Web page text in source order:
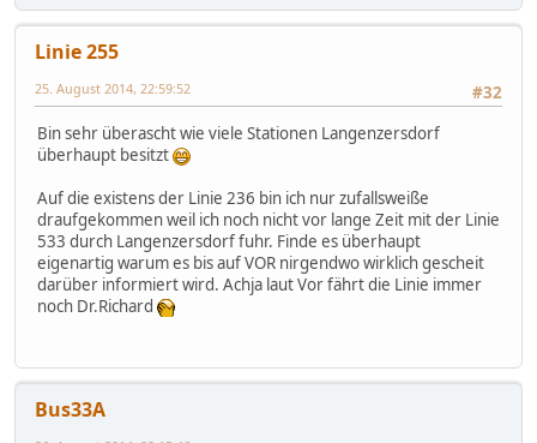
Linie 255
#32
25. August 2014, 22:59:52
Bin sehr überascht wie viele Stationen Langenzersdorf
überhaupt besitzt
Auf die existens der Linie 236 bin ich nur zufallsweiße
draufgekommen weil ich noch nicht vor lange Zeit mit der Linie
533 durch Langenzersdorf fuhr. Finde es überhaupt
eigenartig warum es bis auf VOR nirgendwo wirklich gescheit
darüber informiert wird. Achja laut Vor fährt die Linie immer
noch Dr.Richard
Bus33A